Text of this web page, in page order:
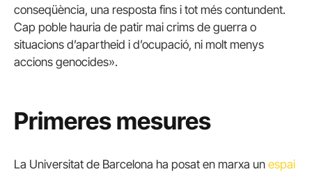
conseqüència, una resposta fins i tot més contundent.
Cap poble hauria de patir mai crims de guerra o
situacions d’apartheid i d’ocupació, ni molt menys
accions genocides».
Primeres mesures
La Universitat de Barcelona ha posat en marxa un espai